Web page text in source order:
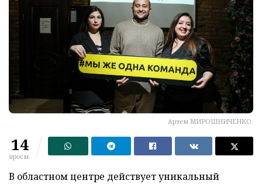
Артем МИРОШНИЧЕНКО.
14
просм.
В областном центре действует уникальный